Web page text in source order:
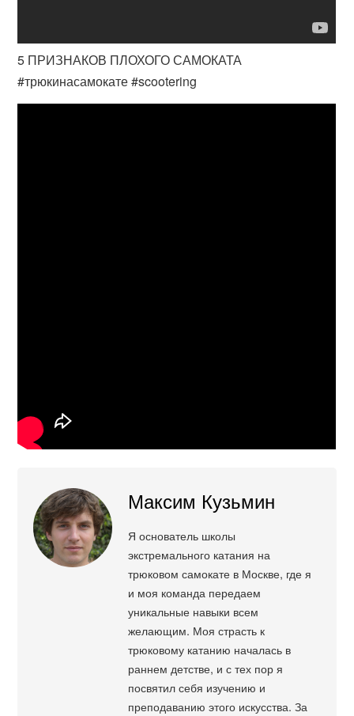
5 ПРИЗНАКОВ ПЛОХОГО САМОКАТА
#трюкинасамокате #scootering
Максим Кузьмин
Я основатель школы
экстремального катания на
трюковом самокате в Москве, где я
и моя команда передаем
уникальные навыки всем
желающим. Моя страсть к
трюковому катанию началась в
раннем детстве, и с тех пор я
посвятил себя изучению и
преподаванию этого искусства. За